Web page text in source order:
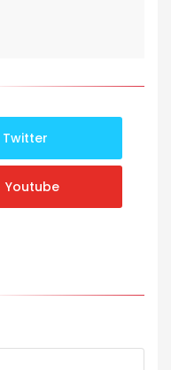
Twitter
Youtube